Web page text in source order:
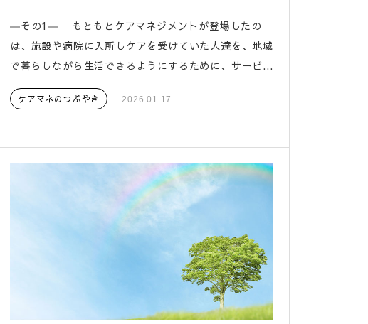
―その1― もともとケアマネジメントが登場したの
は、施設や病院に入所しケアを受けていた人達を、地域
で暮らしながら生活できるようにするために、サービ...
ケアマネのつぶやき 2026.01.17